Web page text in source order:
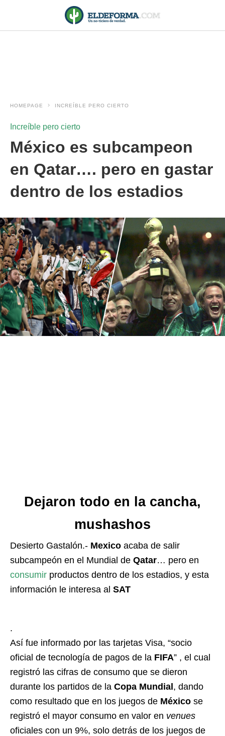
HOMEPAGE INCREÍBLE PERO CIERTO
Increíble pero cierto
México es subcampeon
en Qatar…. pero en gastar
dentro de los estadios
Dejaron todo en la cancha,
mushashos
Desierto Gastalón.- Mexico acaba de salir
subcampeón en el Mundial de Qatar… pero en
consumir productos dentro de los estadios, y esta
información le interesa al SAT
.
Así fue informado por las tarjetas Visa, “socio
oficial de tecnología de pagos de la FIFA” , el cual
registró las cifras de consumo que se dieron
durante los partidos de la Copa Mundial, dando
como resultado que en los juegos de México se
registró el mayor consumo en valor en venues
oficiales con un 9%, solo detrás de los juegos de